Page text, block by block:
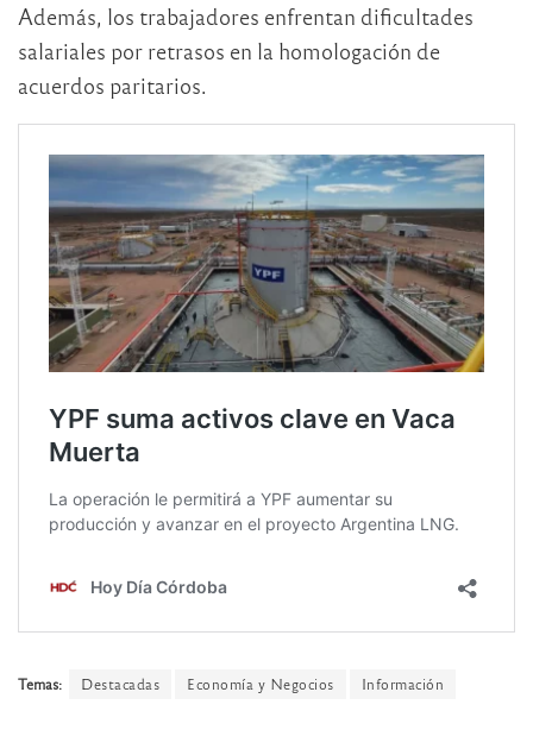
Además, los trabajadores enfrentan dificultades
salariales por retrasos en la homologación de
acuerdos paritarios.
Temas: Destacadas Economía y Negocios Información